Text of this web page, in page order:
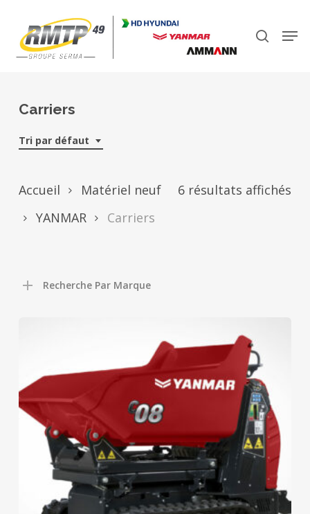
main
content
search
Carriers
Tri par défaut
6 résultats affichés
Accueil
Matériel neuf
YANMAR
Carriers
Recherche Par Marque
Close